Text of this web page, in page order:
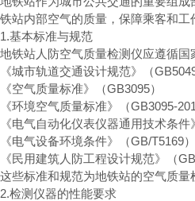
铁站内部空气的质量，保障乘客和
1.基本标准与规范
地铁站人防空气质量检测仪应遵循
《城市轨道交通设计规范》（
《空气质量标准》（GB3095）
《环境空气质量标准》（GB3095-
《电气自动化仪表仪器通用技术条
《电气设备环境条件》（GB/T5169）
《民用建筑人防工程设计规范》（
这些标准和规范为地铁站的空气质
2.检测仪器的性能要求